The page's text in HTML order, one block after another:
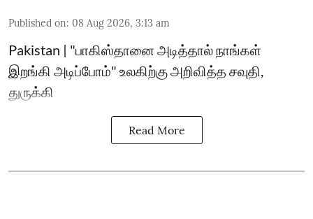
Published on: 08 Aug 2026, 3:13 am
Pakistan | "பாகிஸ்தானை அடித்தால் நாங்கள்
இறங்கி அடிப்போம்" உலகிற்கு அறிவித்த சவுதி,
துருக்கி
Read More